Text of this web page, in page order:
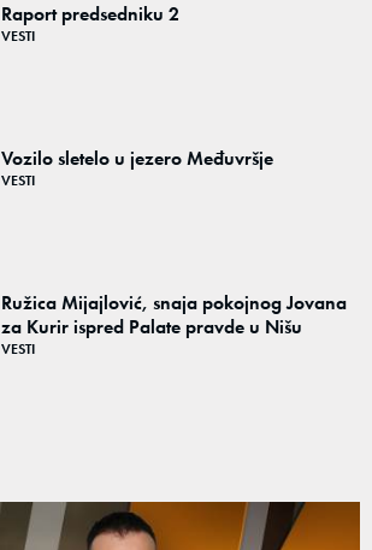
Raport predsedniku 2
VESTI
Vozilo sletelo u jezero Međuvršje
VESTI
Ružica Mijajlović, snaja pokojnog Jovana
za Kurir ispred Palate pravde u Nišu
VESTI